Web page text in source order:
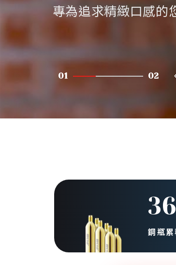
專為追求精緻口感的
01 02
36
鋼瓶